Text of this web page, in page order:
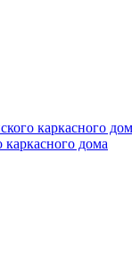
каркасного
каркасного дома